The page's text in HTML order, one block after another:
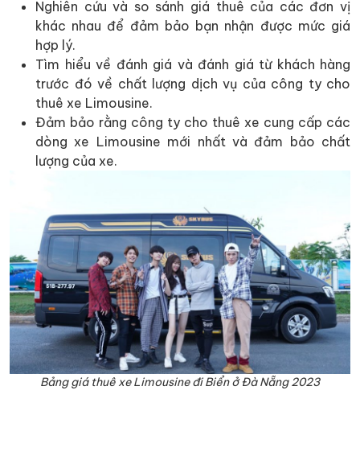
Nghiên cứu và so sánh giá thuê của các đơn vị
khác nhau để đảm bảo bạn nhận được mức giá
hợp lý.
Tìm hiểu về đánh giá và đánh giá từ khách hàng
trước đó về chất lượng dịch vụ của công ty cho
thuê xe Limousine.
Đảm bảo rằng công ty cho thuê xe cung cấp các
dòng xe Limousine mới nhất và đảm bảo chất
lượng của xe.
Bảng giá thuê xe Limousine đi Biển ở Đà Nẵng 2023